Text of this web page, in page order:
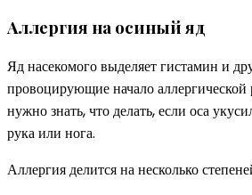
Аллергия на осиный яд
Яд насекомого выделяет гистамин и
провоцирующие начало
нужно знать, что делать, если оса
рука или нога.
Аллергия делится на несколько